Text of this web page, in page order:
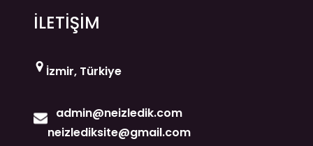
İLETİŞİM
İzmir, Türkiye
admin@neizledik.com
neizlediksite@gmail.com